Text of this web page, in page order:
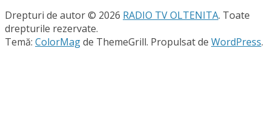
Drepturi de autor © 2026 RADIO TV OLTENITA. Toate
drepturile rezervate.
Temă: ColorMagde ThemeGrill. Propulsat de WordPress.